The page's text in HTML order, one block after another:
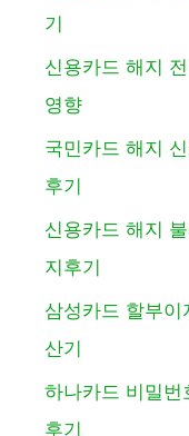
기
신용카드 해지
영향
국민카드 해지
후기
신용카드 해지
지후기
삼성카드 할부
산기
하나카드 비밀
후기